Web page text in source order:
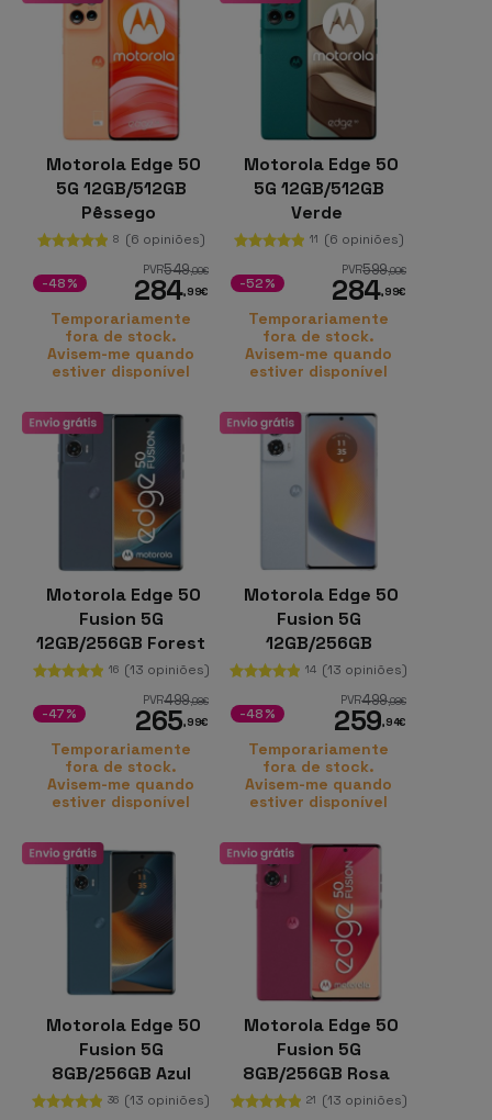
Motorola Edge 50
5G 12GB/512GB
Pêssego
8 (6 opiniões)
PVR549,00€
284,99€
-48%
Temporariamente
fora de stock.
Avisem-me quando
estiver disponível
Motorola Edge 50
5G 12GB/512GB
Verde
11 (6 opiniões)
PVR599,00€
284,99€
-52%
Temporariamente
fora de stock.
Avisem-me quando
estiver disponível
Motorola Edge 50
Fusion 5G
12GB/256GB Forest
Blue
16 (13 opiniões)
PVR499,98€
265,99€
-47%
Temporariamente
fora de stock.
Avisem-me quando
estiver disponível
Motorola Edge 50
Fusion 5G
12GB/256GB
Marshmallow Blue
14 (13 opiniões)
PVR499,98€
259,94€
-48%
Temporariamente
fora de stock.
Avisem-me quando
estiver disponível
Motorola Edge 50
Fusion 5G
8GB/256GB Azul
Forest
36 (13 opiniões)
Motorola Edge 50
Fusion 5G
8GB/256GB Rosa
21 (13 opiniões)